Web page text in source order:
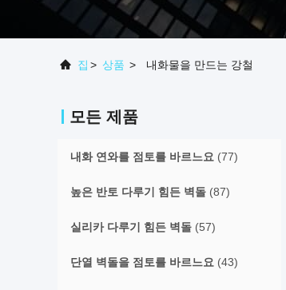
집 > 상품 > 내화물을 만드는 강철
모든 제품
내화 연와를 점토를 바르느요 (77)
높은 반토 다루기 힘든 벽돌 (87)
실리카 다루기 힘든 벽돌 (57)
단열 벽돌을 점토를 바르느요 (43)